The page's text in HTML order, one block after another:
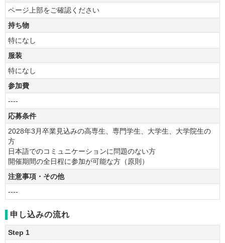
ページ上部をご確認ください
持ち物
特になし
服装
特になし
参加費
----
応募条件
2028年3月卒業見込みの高専生、専門学生、大学生、大学院生の
方
日本語でのコミュニケーションに問題のない方
開催期間の全日程に参加が可能な方（原則）
注意事項・その他
----
申し込みの流れ
Step 1